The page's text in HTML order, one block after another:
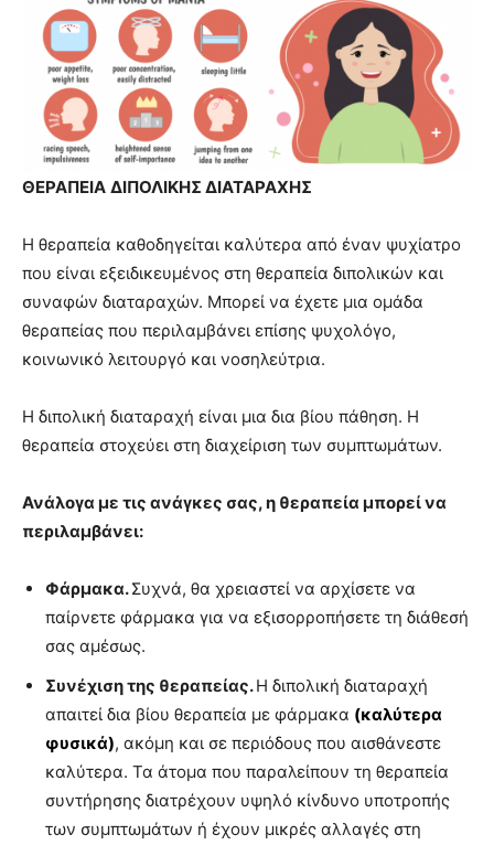
ΘΕΡΑΠΕΙΑ ΔΙΠΟΛΙΚΗΣ ΔΙΑΤΑΡΑΧΗΣ
Η θεραπεία καθοδηγείται καλύτερα από έναν ψυχίατρο
που είναι εξειδικευμένος στη θεραπεία διπολικών και
συναφών διαταραχών. Μπορεί να έχετε μια ομάδα
θεραπείας που περιλαμβάνει επίσης ψυχολόγο,
κοινωνικό λειτουργό και νοσηλεύτρια.
Η διπολική διαταραχή είναι μια δια βίου πάθηση. Η
θεραπεία στοχεύει στη διαχείριση των συμπτωμάτων.
Ανάλογα με τις ανάγκες σας, η θεραπεία μπορεί να
περιλαμβάνει:
Φάρμακα.Συχνά, θα χρειαστεί να αρχίσετε να
παίρνετε φάρμακα για να εξισορροπήσετε τη διάθεσή
σας αμέσως.
Συνέχιση της θεραπείας.Η διπολική διαταραχή
απαιτεί δια βίου θεραπεία με φάρμακα (καλύτερα
φυσικά), ακόμη και σε περιόδους που αισθάνεστε
καλύτερα. Τα άτομα που παραλείπουν τη θεραπεία
συντήρησης διατρέχουν υψηλό κίνδυνο υποτροπής
των συμπτωμάτων ή έχουν μικρές αλλαγές στη